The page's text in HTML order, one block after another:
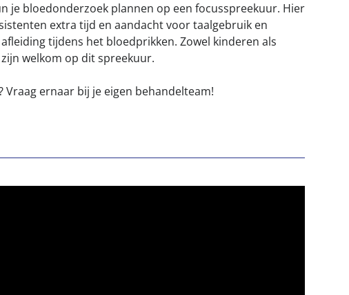
je bloedonderzoek plannen op een focusspreekuur. Hier
extra tijd en aandacht voor taalgebruik en
tijdens het bloedprikken. Zowel kinderen als
welkom op dit spreekuur.
Vraag ernaar bij je eigen behandelteam!